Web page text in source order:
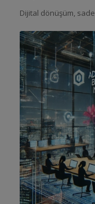
Dijital dönüşüm,